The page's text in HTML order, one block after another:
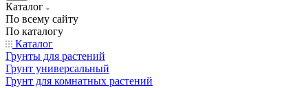
Каталог
По всему сайту
По каталогу
Каталог
Грунты для растений
Грунт универсальный
Грунт для комнатных растений